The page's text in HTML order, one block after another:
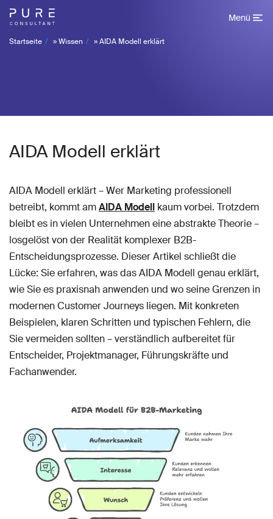
Menü
Startseite »Wissen »AIDA Modell erklärt
AIDA Modell erklärt
AIDA Modell erklärt – Wer Marketing professionell
betreibt, kommt amAIDA Modell kaum vorbei. Trotzdem
bleibt es in vielen Unternehmen eine abstrakte Theorie –
losgelöst von der Realität komplexer B2B-
Entscheidungsprozesse. Dieser Artikel schließt die
Lücke: Sie erfahren, was das AIDA Modell genau erklärt,
wie Sie es praxisnah anwenden und wo seine Grenzen in
modernen Customer Journeys liegen. Mit konkreten
Beispielen, klaren Schritten und typischen Fehlern, die
Sie vermeiden sollten – verständlich aufbereitet für
Entscheider, Projektmanager, Führungskräfte und
Fachanwender.